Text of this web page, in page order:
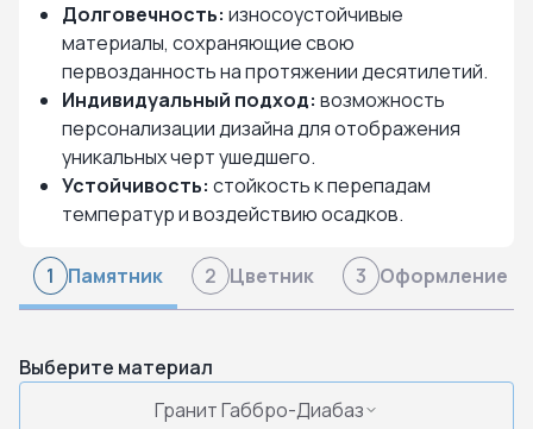
Долговечность: износоустойчивые
материалы, сохраняющие свою
первозданность на протяжении десятилетий.
Индивидуальный подход: возможность
персонализации дизайна для отображения
уникальных черт ушедшего.
Устойчивость: стойкость к перепадам
температур и воздействию осадков.
1 Памятник 2 Цветник 3 Оформление
Выберите материал
Гранит Габбро-Диабаз